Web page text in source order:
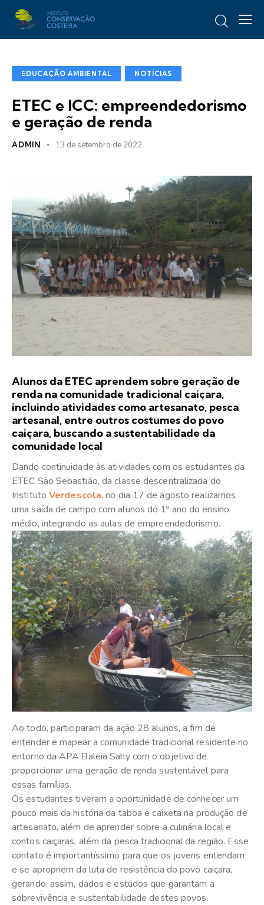
EDUCAÇÃO AMBIENTAL NOTÍCIAS
ETEC e ICC: empreendedorismo
e geração de renda
ADMIN 13 de setembro de 2022
Alunos da ETEC aprendem sobre geração de
renda na comunidade tradicional caiçara,
incluindo atividades como artesanato, pesca
artesanal, entre outros costumes do povo
caiçara, buscando a sustentabilidade da
comunidade local
Dando continuidade às atividades com os estudantes da
ETEC São Sebastião, da classe descentralizada do
Instituto Verdescola, no dia 17 de agosto realizamos
uma saída de campo com alunos do 1º ano do ensino
médio, integrando as aulas de empreendedorismo.
Ao todo, participaram da ação 28 alunos, a fim de
entender e mapear a comunidade tradicional residente no
entorno da APA Baleia Sahy com o objetivo de
proporcionar uma geração de renda sustentável para
essas famílias.
Os estudantes tiveram a oportunidade de conhecer um
pouco mais da história da taboa e caixeta na produção de
artesanato, além de aprender sobre a culinária local e
contos caiçaras, além da pesca tradicional da região. Esse
contato é importantíssimo para que os jovens entendam
e se apropriem da luta de resistência do povo caiçara,
gerando, assim, dados e estudos que garantam a
sobrevivência e sustentabilidade destes povos.